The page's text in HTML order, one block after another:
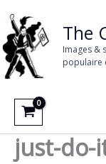
au
contenu
The
Images &
populaire
just-do-